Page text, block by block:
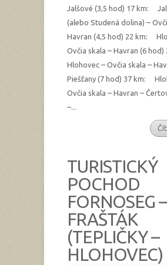
Jalšové (3,5 hod) 17 km:
(alebo Studená dolina) –
Havran (4,5 hod) 22 km:
Ovčia skala – Havran (6
Hlohovec – Ovčia skala –
Piešťany (7 hod) 37 km:
Ovčia skala – Havran –
–...
TURISTICKÝ
POCHOD
FORNOSEG –
FRAŠTÁK
(TEPLIČKY –
HLOHOVEC)